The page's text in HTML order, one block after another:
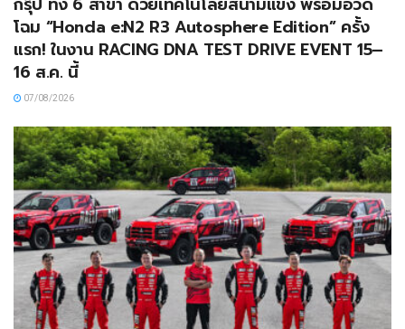
โฉม “Honda e:N2 R3 Autosphere Edition” ครั้ง
แรก! ในงาน RACING DNA TEST DRIVE EVENT 15–
16 ส.ค. นี้
07/08/2026